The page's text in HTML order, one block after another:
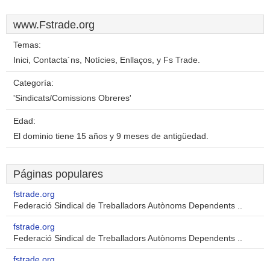
www.Fstrade.org
Temas:
Inici, Contacta´ns, Notícies, Enllaços, y Fs Trade.
Categoría:
'Sindicats/Comissions Obreres'
Edad:
El dominio tiene 15 años y 9 meses de antigüedad.
Páginas populares
fstrade.org
Federació Sindical de Treballadors Autònoms Dependents ..
fstrade.org
Federació Sindical de Treballadors Autònoms Dependents ..